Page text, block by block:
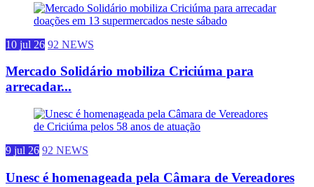
10 jul 26 92 NEWS
Mercado Solidário mobiliza Criciúma para
arrecadar...
9 jul 26 92 NEWS
Unesc é homenageada pela Câmara de Vereadores